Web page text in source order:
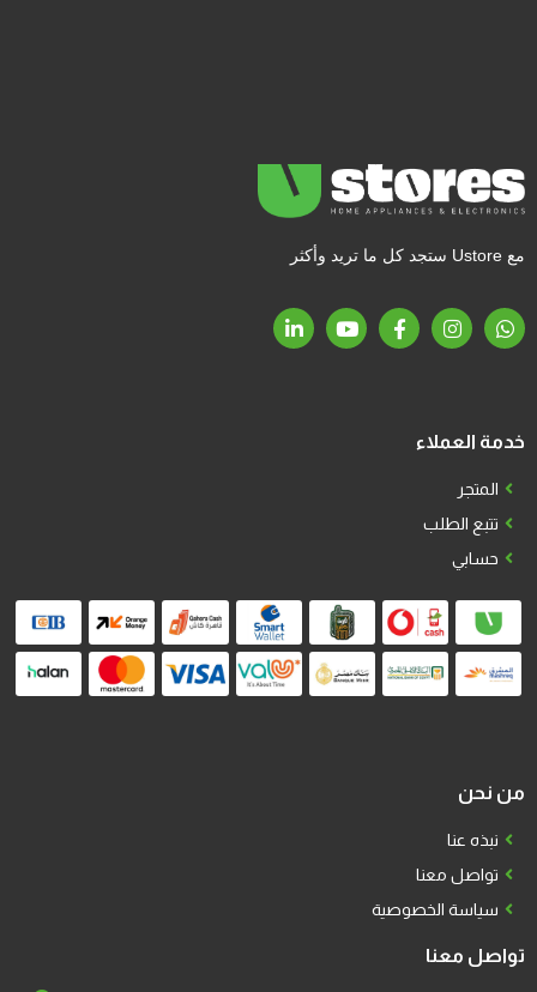
مع Ustore ستجد كل ما تريد وأكثر
خدمة العملاء
المتجر
تتبع الطلب
حسابي
من نحن
نبذه عنا
تواصل معنا
سياسة الخصوصية
تواصل معنا